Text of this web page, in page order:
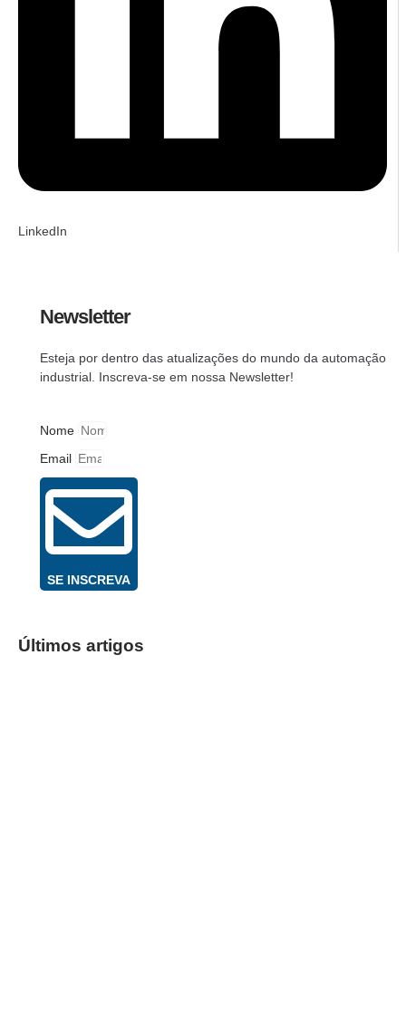
LinkedIn
Newsletter
Esteja por dentro das atualizações do mundo da automação
industrial. Inscreva-se em nossa Newsletter!
Nome
Email
SE INSCREVA
Últimos artigos